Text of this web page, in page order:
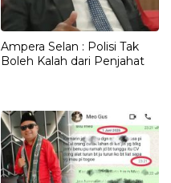
Ampera Selan : Polisi Tak
Boleh Kalah dari Penjahat